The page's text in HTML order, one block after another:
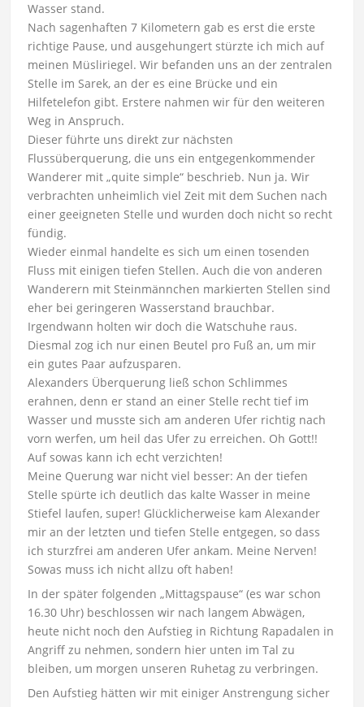
Wasser stand.
Nach sagenhaften 7 Kilometern gab es erst die erste
richtige Pause, und ausgehungert stürzte ich mich auf
meinen Müsliriegel. Wir befanden uns an der zentralen
Stelle im Sarek, an der es eine Brücke und ein
Hilfetelefon gibt. Erstere nahmen wir für den weiteren
Weg in Anspruch.
Dieser führte uns direkt zur nächsten
Flussüberquerung, die uns ein entgegenkommender
Wanderer mit „quite simple“ beschrieb. Nun ja. Wir
verbrachten unheimlich viel Zeit mit dem Suchen nach
einer geeigneten Stelle und wurden doch nicht so recht
fündig.
Wieder einmal handelte es sich um einen tosenden
Fluss mit einigen tiefen Stellen. Auch die von anderen
Wanderern mit Steinmännchen markierten Stellen sind
eher bei geringeren Wasserstand brauchbar.
Irgendwann holten wir doch die Watschuhe raus.
Diesmal zog ich nur einen Beutel pro Fuß an, um mir
ein gutes Paar aufzusparen.
Alexanders Überquerung ließ schon Schlimmes
erahnen, denn er stand an einer Stelle recht tief im
Wasser und musste sich am anderen Ufer richtig nach
vorn werfen, um heil das Ufer zu erreichen. Oh Gott!!
Auf sowas kann ich echt verzichten!
Meine Querung war nicht viel besser: An der tiefen
Stelle spürte ich deutlich das kalte Wasser in meine
Stiefel laufen, super! Glücklicherweise kam Alexander
mir an der letzten und tiefen Stelle entgegen, so dass
ich sturzfrei am anderen Ufer ankam. Meine Nerven!
Sowas muss ich nicht allzu oft haben!
In der später folgenden „Mittagspause“ (es war schon
16.30 Uhr) beschlossen wir nach langem Abwägen,
heute nicht noch den Aufstieg in Richtung Rapadalen in
Angriff zu nehmen, sondern hier unten im Tal zu
bleiben, um morgen unseren Ruhetag zu verbringen.
Den Aufstieg hätten wir mit einiger Anstrengung sicher